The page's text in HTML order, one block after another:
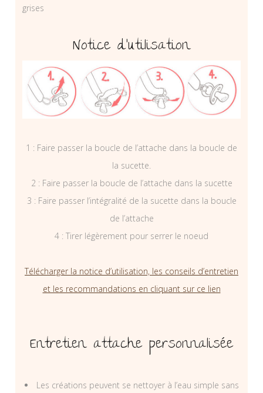
grises
Notice d’utilisation
1 : Faire passer la boucle de l’attache dans la boucle de
la sucette.
2 : Faire passer la boucle de l’attache dans la sucette
3 : Faire passer l’intégralité de la sucette dans la boucle
de l’attache
4 : Tirer légèrement pour serrer le noeud
Télécharger la notice d’utilisation, les conseils d’entretien
et les recommandations en cliquant sur ce lien
Entretien attache personnalisée
Les créations peuvent se nettoyer à l’eau simple sans